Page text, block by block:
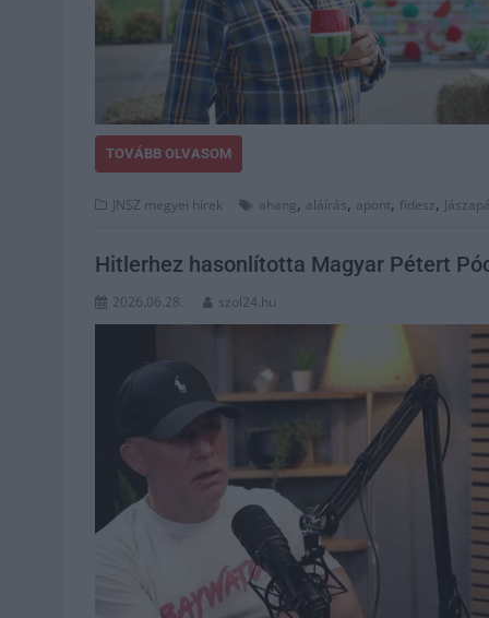
TOVÁBB OLVASOM
JNSZ megyei hírek ahang, aláírás, apont, fidesz,
Hitlerhez hasonlította Magyar Pétert
2026.06.28. szol24.hu